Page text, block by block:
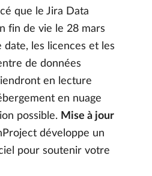
que le Jira Data
fin de vie le 28 mars
date, les licences et les
de données
en lecture
en nuage
possible. Mise à jour
développe un
pour soutenir votre